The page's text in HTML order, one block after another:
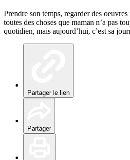
Prendre son temps, regarder des
toutes des choses que maman n’a pas
quotidien, mais aujourd’hui, c’est sa
Partager le lien
Partager